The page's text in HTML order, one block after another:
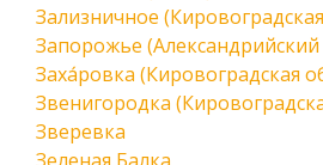
Зализничное
Запорожье
Заха́ровка (Кировоградская
Звенигородка
Зверевка